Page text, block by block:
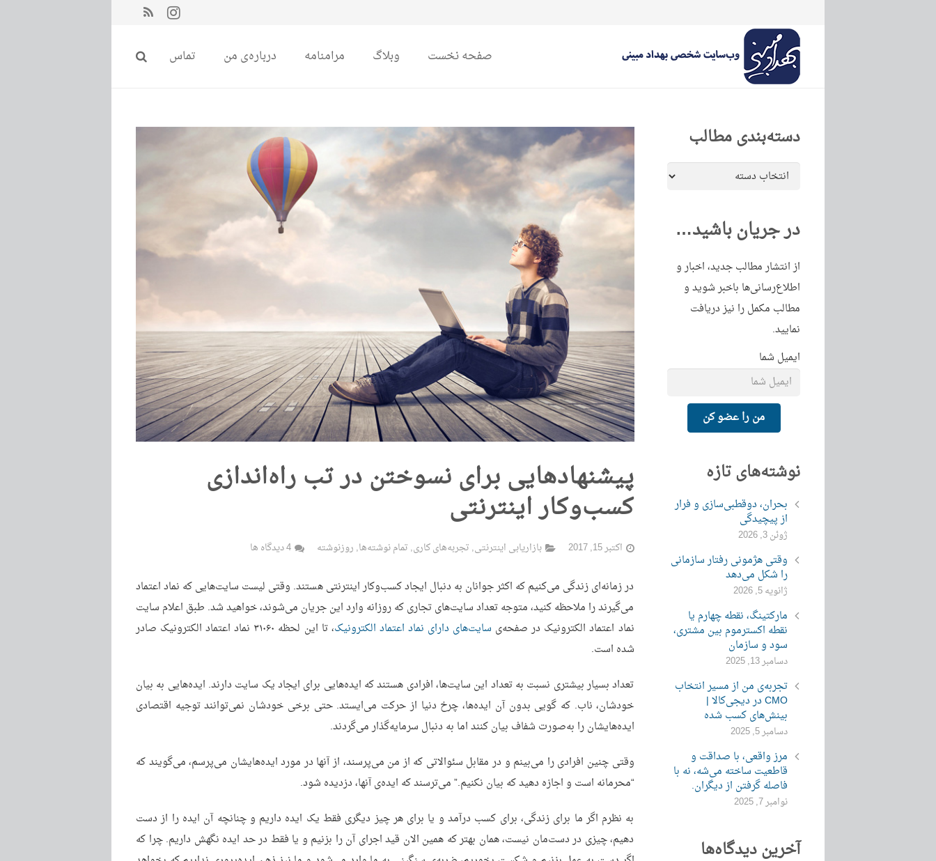
صفحه نخست وبلاگ مرامنامه درباره‌ی من تماس
پیشنهادهایی برای نسوختن در تب راه‌اندازی
کسب‌وکار اینترنتی
اکتبر 15, 2017 بازاریابی اینترنتی, تجربه‌های کاری, تمام نوشته‌ها, روزنوشته 4 دیدگاه ها
در زمانه‌ای زندگی می‌کنیم که اکثر جوانان به دنبال ایجاد کسب‌وکار اینترنتی هستند. وقتی لیست سایت‌هایی که نماد اعتماد
می‌گیرند را ملاحظه کنید، متوجه تعداد سایت‌های تجاری که روزانه وارد این جریان می‌شوند، خواهید شد. طبق اعلام سایت
نماد اعتماد الکترونیک در صفحه‌ی سایت‌های دارای نماد اعتماد الکترونیک
، تا این لحظه ۳۱۰۶۰ نماد اعتماد الکترونیک صادر
شده است.
تعداد بسیار بیشتری نسبت به تعداد این سایت‌ها، افرادی هستند که ایده‌هایی برای ایجاد یک سایت دارند. ایده‌هایی به بیان
خودشان، ناب. که گویی بدون آن ایده‌ها، چرخ دنیا از حرکت می‌ایستد. حتی برخی خودشان نمی‌توانند توجیه اقتصادی
ایده‌هایشان را به‌صورت شفاف بیان کنند اما به دنبال سرمایه‌گذار می‌گردند.
وقتی چنین افرادی را می‌بینم و در مقابل سئوالاتی که از من می‌پرسند، از آنها در مورد ایده‌هایشان می‌پرسم، می‌گویند که
“محرمانه است و اجازه دهید که بیان نکنیم.” می‌ترسند که ایده‌ی آنها، دزدیده شود.
به نظرم اگر ما برای زندگی، برای کسب درآمد و یا برای هر چیز دیگری فقط یک ایده داریم و چنانچه آن ایده را از دست
دهیم، چیزی در دست‌مان نیست، همان بهتر که همین الان قید اجرای آن را بزنیم و یا فقط در حد ایده نگهش داریم. چرا که
دسته‌بندی مطالب
دسته‌بندی
در جریان باشید…
از انتشار مطالب جدید، اخبار و
اطلاع‌رسانی‌ها باخبر شوید و
مطالب مکمل را نیز دریافت
نمایید.
ایمیل شما
من را عضو کن
نوشته‌های تازه
بحران، دوقطبی‌سازی و فرار
از پیچیدگی
ژوئن 3, 2026
وقتی هژمونی رفتار سازمانی
را شکل می‌دهد
ژانویه 5, 2026
مارکتینگ، نقطه چهارم یا
نقطه اکسترموم بین مشتری،
سود و سازمان
دسامبر 13, 2025
تجربه‌ی من از مسیر انتخاب
CMO در دیجی‌کالا |
بینش‌های کسب شده
دسامبر 5, 2025
مرز واقعی، با صداقت و
قاطعیت ساخته می‌شه، نه با
فاصله گرفتن از دیگران.
نوامبر 7, 2025
آخرین دیدگاه‌ها